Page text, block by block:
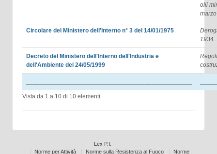
olii
Circolare del Ministero dell’Interno n° 3 del 14/01/1975
1934.
Decreto del Ministero dell'Interno dell'Industria e
dell'Ambiente del 24/05/1999
Vista da 1 a 10 di 10 elementi
Lex P.I.
Norme per Attività
Norme sulla Resistenza al Fuoco
Norme